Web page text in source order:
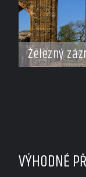
Železný
Proč tento
VÝHODNÉ